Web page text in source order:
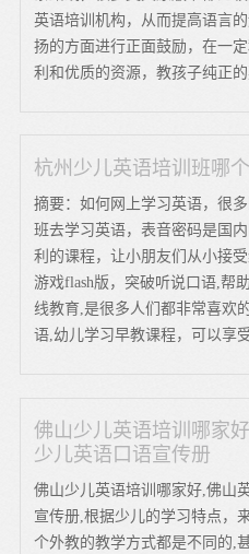
英语培训机构，从而提高语言
扬的方面进行正面鼓励，在一
利和优质的资源，教孩子纯正
杭州少儿英语培训班哪
摘要：如何网上学习英语，很
班去学习英语，表音密码是国
利的课程，让小朋友们从小接
游戏flash版，突破听说口语,帮
线教育,是很多人们都非常喜欢
语,幼儿学习早教课程，可以享
佛山少儿英语培训哪家
少儿英语口语宣传册
佛山少儿英语培训哪家好,佛山
宣传册,根据少儿的学习特点，
个外教的教学方式都是不同的,